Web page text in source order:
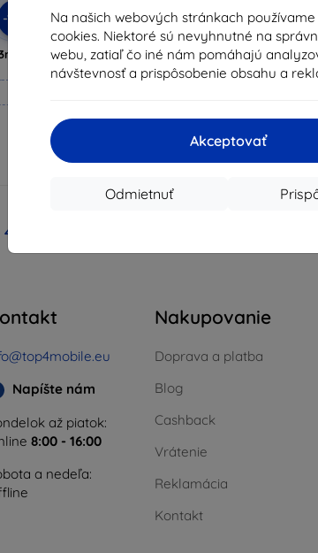
Na našich webových stránkach
cookies. Niektoré sú nevyhnutné na
webu, zatiaľ čo iné nám pomáhajú
návštevnosť a prispôsobenie obsahu a
Akceptovať
Odmietnuť
-10%
Zľava s
kupónom
EXTRA10
Anti-Shock ochranné
sklo
14,90 €
13,41 €
-10%
Zľava s
kupónom
3mk Pure Matt
sklo
10,90 €
9,80 €
4
Napíšte nám
až piatok:
8:00 - 16:00
a nedeľa:
Nakupovanie
Doprava a platba
Blog
Cashback
Vrátenie
Reklamácia
Kontakt